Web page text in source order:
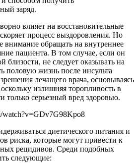
заряд.
влияет на восстановительные
процесс выздоровления. Но
внимание обращать на внутреннее
пациента. В том случае, если он
близости, не следует оказывать на
половую жизнь после инсульта
лечащего врача, основываясь
излишняя торопливость в
только серьезный вред здоровью.
watch?v=GDv7G98Kpo8
диетического питания и
риска, которые могут привести к
рецидивов. Среди подобных
следующие: